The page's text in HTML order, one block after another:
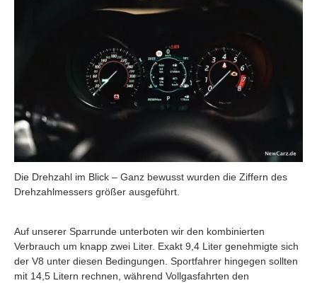
Die Drehzahl im Blick – Ganz bewusst wurden die Ziffern des
Drehzahlmessers größer ausgeführt.
Auf unserer Sparrunde unterboten wir den kombinierten
Verbrauch um knapp zwei Liter. Exakt 9,4 Liter genehmigte sich
der V8 unter diesen Bedingungen. Sportfahrer hingegen sollten
mit 14,5 Litern rechnen, während Vollgasfahrten den